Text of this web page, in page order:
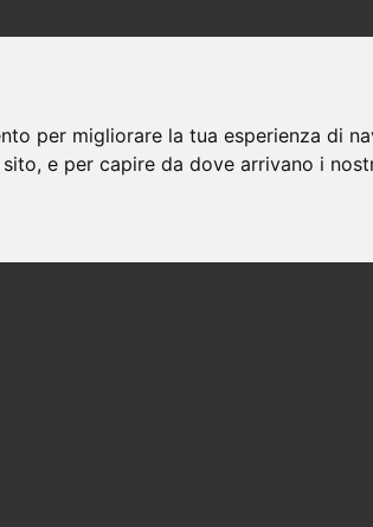
per migliorare la tua esperienza di
e per capire da dove arrivano i
Avvocati a